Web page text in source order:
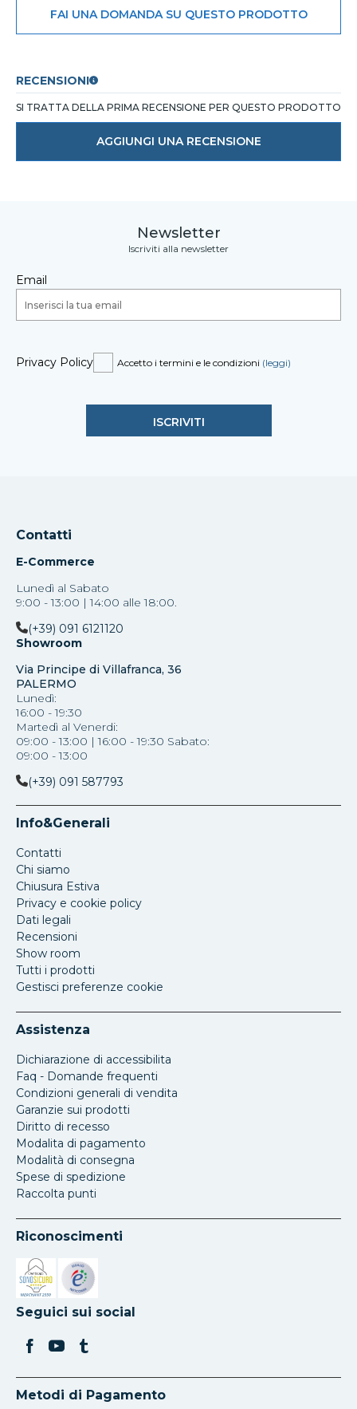
FAI UNA DOMANDA SU QUESTO PRODOTTO
RECENSIONI
SI TRATTA DELLA PRIMA RECENSIONE PER QUESTO PRODOTTO
AGGIUNGI UNA RECENSIONE
Newsletter
Iscriviti alla newsletter
Email
Privacy Policy Accetto i termini e le condizioni (leggi)
Contatti
E-Commerce
Lunedì al Sabato
9:00 - 13:00 | 14:00 alle 18:00.
(+39) 091 6121120
Showroom
Via Principe di Villafranca, 36
PALERMO
Lunedì:
16:00 - 19:30
Martedì al Venerdi:
09:00 - 13:00 | 16:00 - 19:30 Sabato:
09:00 - 13:00
(+39) 091 587793
Info&Generali
Contatti
Chi siamo
Chiusura Estiva
Privacy e cookie policy
Dati legali
Recensioni
Show room
Tutti i prodotti
Gestisci preferenze cookie
Assistenza
Dichiarazione di accessibilita
Faq - Domande frequenti
Condizioni generali di vendita
Garanzie sui prodotti
Diritto di recesso
Modalita di pagamento
Modalità di consegna
Spese di spedizione
Raccolta punti
Riconoscimenti
Si apre in una nuova scheda
Si apre in una nuova scheda
Seguici sui social
Metodi di Pagamento